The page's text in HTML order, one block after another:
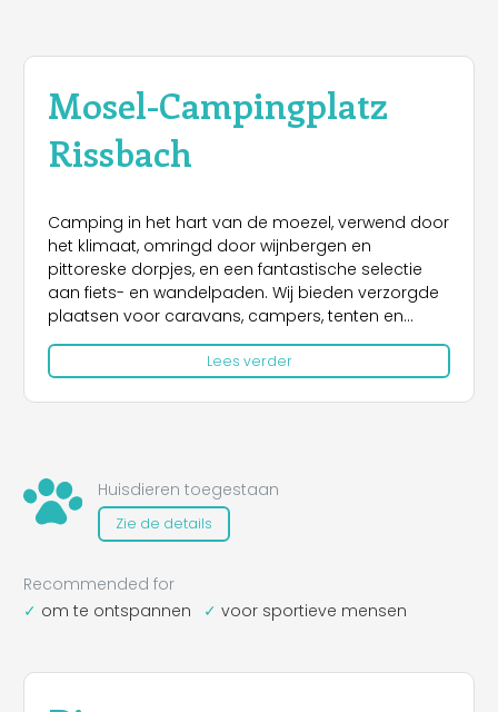
Mosel-Campingplatz
Rissbach
Camping in het hart van de moezel, verwend door
het klimaat, omringd door wijnbergen en
pittoreske dorpjes, en een fantastische selectie
aan fiets- en wandelpaden. Wij bieden verzorgde
plaatsen voor caravans, campers, tenten en
kampeerbussen aan. We verhuren ook unieke
camping slaap/wijnvaten, ideaal voor een korte
vakantie aan de moezel samen met vrienden.
camping zijn een ideaal startpunt voor
bezienswaardigheden en excursies zoals
bijvoorbeeld: Traben-Trarbach, Koblenz, Cochem,
Bernkastel-Kues,Trier en Luxemburg.
Lees verder
Huisdieren toegestaan
Zie de details
Recommended for
om te ontspannen
voor sportieve mensen